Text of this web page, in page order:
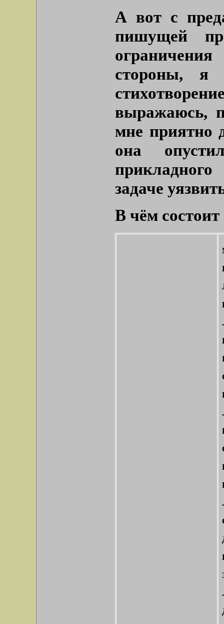
А вот с
пишущей
стороны, я
выражаюсь,
мне приятно
она
задаче
В чём
.
.
.
.